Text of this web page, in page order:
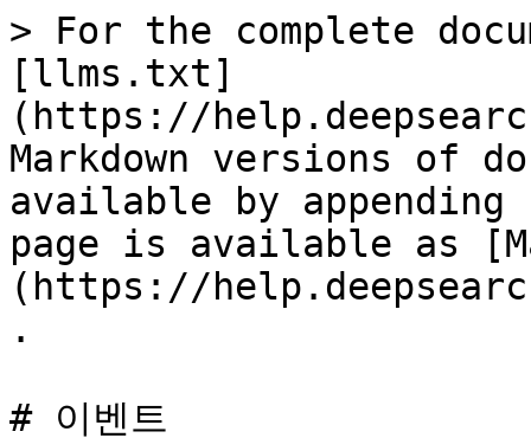
> For the complete
[llms.txt]
(https://
Markdown versions of
available by
page is available as
(https://
.
# 이벤트